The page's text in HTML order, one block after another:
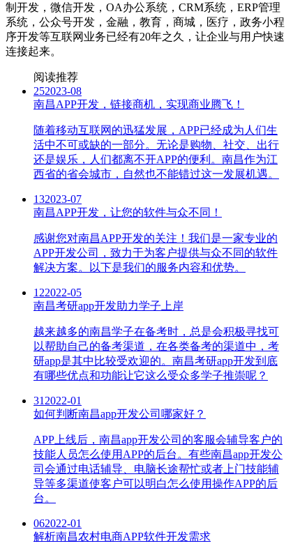
制开发，微信开发，OA办公系统，CRM系统，ERP管理
系统，公众号开发，金融，教育，商城，医疗，政务小程
序开发等互联网业务已经有20年之久，让企业与用户快速
连接起来。
阅读推荐
252023-08
南昌APP开发，链接商机，实现商业腾飞！
随着移动互联网的迅猛发展，APP已经成为人们生
活中不可或缺的一部分。无论是购物、社交、出行
还是娱乐，人们都离不开APP的便利。南昌作为江
西省的省会城市，自然也不能错过这一发展机遇。
132023-07
南昌APP开发，让您的软件与众不同！
感谢您对南昌APP开发的关注！我们是一家专业的
APP开发公司，致力于为客户提供与众不同的软件
解决方案。以下是我们的服务内容和优势。
122022-05
南昌考研app开发助力学子上岸
越来越多的南昌学子在备考时，总是会积极寻找可
以帮助自己的备考渠道，在各类备考的渠道中，考
研app是其中比较受欢迎的。南昌考研app开发到底
有哪些优点和功能让它这么受众多学子推崇呢？
31 2022-01
如何判断南昌app开发公司哪家好？
APP上线后，南昌app开发公司的客服会辅导客户的
技能人员怎么使用APP的后台。有些南昌app开发公
司会通过电话辅导、电脑长途帮忙或者上门技能辅
导等多渠道使客户可以明白怎么使用操作APP的后
台。
062022-01
解析南昌农村电商APP软件开发需求